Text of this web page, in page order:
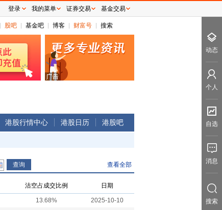
股吧 基金吧 博客 财富号 搜索
港股行情中心 港股日历 港股吧
查看全部
沽空占成交比例 日期
13.68%
2025-10-10
登录 我的菜单 证券交易 基金交易
动态
个人
自选
消息
搜索